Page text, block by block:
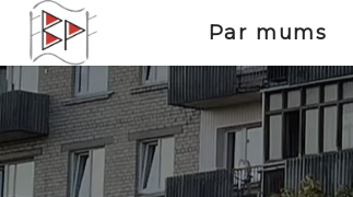
Par mums